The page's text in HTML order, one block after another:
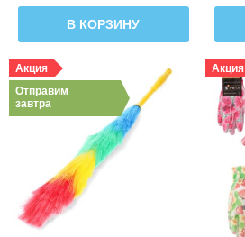
В КОРЗИНУ
Акция
Отправим
завтра
Акция